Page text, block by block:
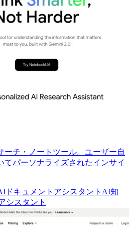
ーチ・ノートツール。ユーザー自
てパーソナライズされたインサイ
ドキュメントアシスタント AI知
シスタント